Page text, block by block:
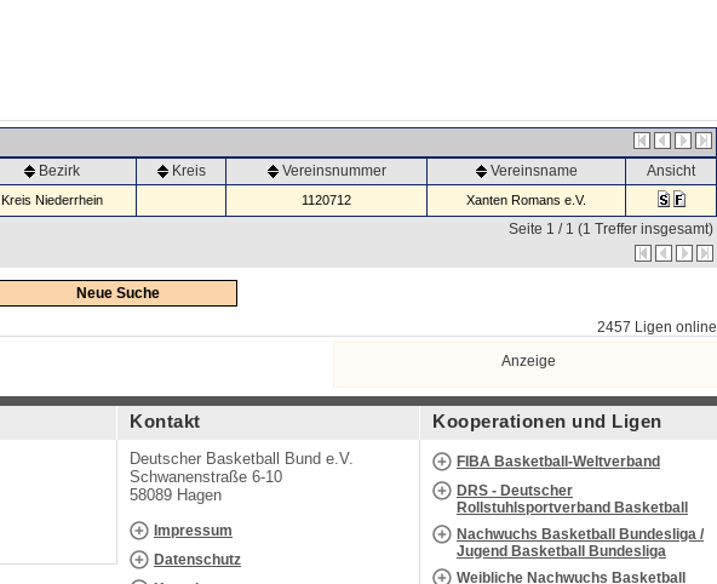
Bezirk Kreis Vereinsnummer Vereinsname Ansicht
Kreis Niederrhein 1120712 Xanten Romans e.V.
Seite 1 / 1 (1 Treffer insgesamt)
Neue Suche
2457 Ligen online
Anzeige
Kontakt
Deutscher Basketball Bund e.V.
Schwanenstraße 6-10
58089 Hagen
Impressum
Datenschutz
Kooperationen und Ligen
FIBA Basketball-Weltverband
DRS - Deutscher
Rollstuhlsportverband Basketball
Nachwuchs Basketball Bundesliga /
Jugend Basketball Bundesliga
Weibliche Nachwuchs Basketball